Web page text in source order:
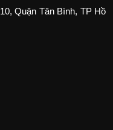
Quận Tân Bình, TP Hồ